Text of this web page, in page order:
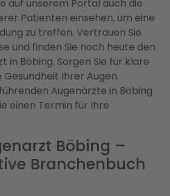
auf unserem Portal auch die
Patienten einsehen, um eine
zu treffen. Vertrauen Sie
und finden Sie noch heute den
in Böbing. Sorgen Sie für klare
Ihrer Augen.
Augenärzte in Böbing
einen Termin für Ihre
Böbing –
Branchenbuch